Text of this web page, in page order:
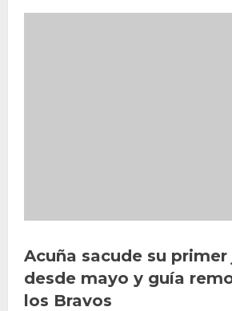
Acuña sacude su
desde mayo y guía
los Bravos